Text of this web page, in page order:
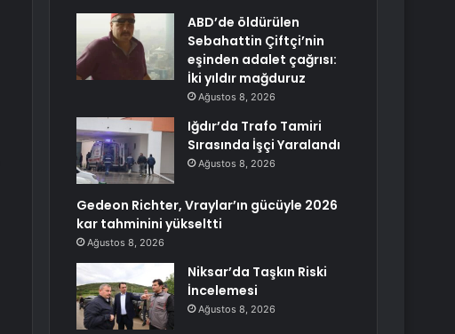
ABD’de öldürülen
Sebahattin Çiftçi’nin
eşinden adalet çağrısı:
İki yıldır mağduruz
Ağustos 8, 2026
Iğdır’da Trafo Tamiri
Sırasında İşçi Yaralandı
Ağustos 8, 2026
Gedeon Richter, Vraylar’ın gücüyle 2026
kar tahminini yükseltti
Ağustos 8, 2026
Niksar’da Taşkın Riski
İncelemesi
Ağustos 8, 2026